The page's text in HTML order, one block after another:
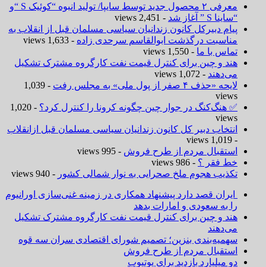
معرفی ۲ محصول جدید توسط سایپا/ تولید انبوه “کوئیک S “و
“ساینا S ” آغاز شد
- 2,451 views
پیام دبیرکل کانون زندانیان سیاسی مسلمان قبل از انقلاب به
مناسبت درگذشت ابوالقاسم سرحدی زاده - 1,633 views
تماس با ما - 1,550 views
هند و چین برای کنترل قیمت نفت کارگروه مشترک تشکیل
می‌دهند - 1,072 views
لایحه «حذف ۴ صفر از پول ملی» به مجلس رفت
- 1,039
views
✅ هنگ‌کنگ در جوار چین چگونه کرونا را کنترل کرد؟
- 1,020
views
انتخاب دبیر کل کانون زندانیان سیاسی مسلمان قبل ازانقلاب
- 1,019 views
استقبال مردم از طرح فروش - 995 views
خط فقر ؟ - 986 views
تکذیب هجوم ملخ صحرایی به نوار شمالی کشور - 940 views
ایران قصد دارد پیشنهاد همکاری در زمینه غنی‌سازی اورانیوم
را به سعودی و امارات بدهد
هند و چین برای کنترل قیمت نفت کارگروه مشترک تشکیل
می‌دهند
سهمیه‌بندی بنزین؛ تصمیم شورای اقتصادی سران سه قوه
استقبال مردم از طرح فروش
دو میلیارد بازدید برای یوتیوب